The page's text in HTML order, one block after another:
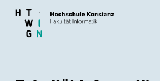
Skip to main content